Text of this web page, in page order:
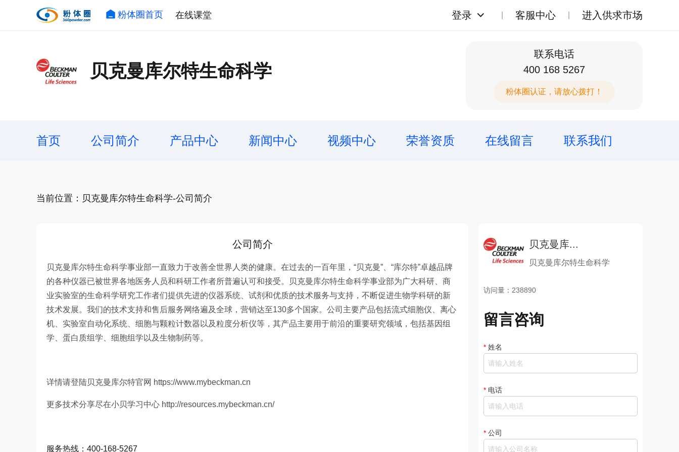
粉体圈首页 在线课堂 登录 客服中心 进入供求市场
贝克曼库尔特生命科学
联系电话
400 168 5267
粉体圈认证，请放心拨打！
首页 公司简介 产品中心 新闻中心 视频中心 荣誉资质 在线留言 联系我们
当前位置：贝克曼库尔特生命科学-公司简介
公司简介
贝克曼库尔特生命科学事业部一直致力于改善全世界人类的健康。在过去的一百年里，“贝克曼”、“库尔特”卓越品牌
的各种仪器已被世界各地医务人员和科研工作者所普遍认可和接受。贝克曼库尔特生命科学事业部为广大科研、商
业实验室的生命科学研究工作者们提供先进的仪器系统、试剂和优质的技术服务与支持，不断促进生物学科研的新
技术发展。我们的技术支持和售后服务网络遍及全球，营销达至130多个国家。公司主要产品包括流式细胞仪、离心
机、实验室自动化系统、细胞与颗粒计数器以及粒度分析仪等，其产品主要用于前沿的重要研究领域，包括基因组
学、蛋白质组学、细胞组学以及生物制药等。
详情请登陆贝克曼库尔特官网 https://www.mybeckman.cn
更多技术分享尽在小贝学习中心 http://resources.mybeckman.cn/
服务热线：400-168-5267
贝克曼库...
贝克曼库尔特生命科学
访问量：238890
留言咨询
* 姓名
* 电话
* 公司